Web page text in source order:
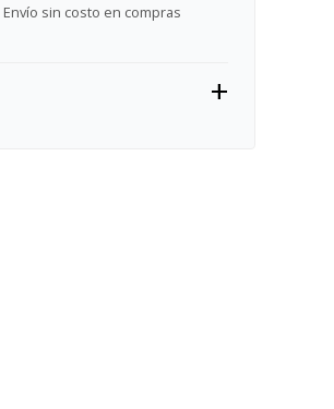
Envío sin costo en compras